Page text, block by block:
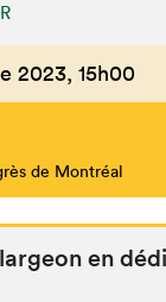
2023, 15h00
de Montréal
en